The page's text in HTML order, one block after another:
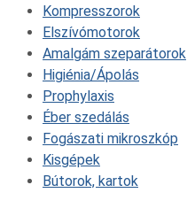
Kompresszorok
Elszívómotorok
Amalgám szeparátorok
Higiénia/Ápolás
Prophylaxis
Éber szedálás
Fogászati mikroszkóp
Kisgépek
Bútorok, kartok